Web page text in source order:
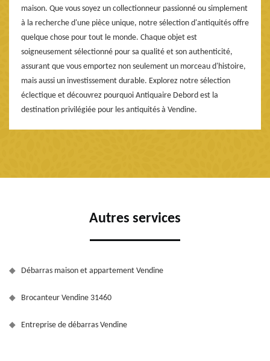
maison. Que vous soyez un collectionneur passionné ou simplement
à la recherche d'une pièce unique, notre sélection d'antiquités offre
quelque chose pour tout le monde. Chaque objet est
soigneusement sélectionné pour sa qualité et son authenticité,
assurant que vous emportez non seulement un morceau d'histoire,
mais aussi un investissement durable. Explorez notre sélection
éclectique et découvrez pourquoi Antiquaire Debord est la
destination privilégiée pour les antiquités à Vendine.
Autres services
Débarras maison et appartement Vendine
Brocanteur Vendine 31460
Entreprise de débarras Vendine